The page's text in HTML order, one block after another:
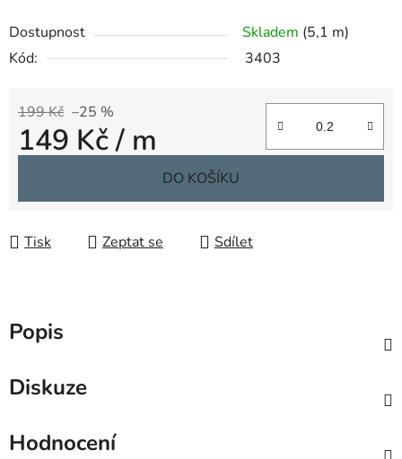
Dostupnost Skladem (5,1 m)
Kód:
3403
199 Kč –25 %
149 Kč/ m
DO KOŠÍKU
Tisk Zeptat se Sdílet
Popis
Diskuze
Hodnocení